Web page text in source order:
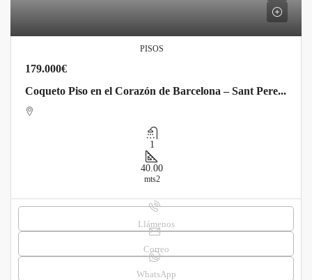
PISOS
179.000€
Coqueto Piso en el Corazón de Barcelona – Sant Pere i Santa Caterina
1
40.00
mts2
Llámenos
Correo
WhatsApp